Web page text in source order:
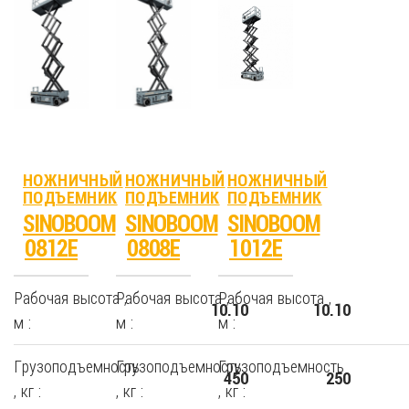
НОЖНИЧНЫЙ
ПОДЪЕМНИК
SINOBOOM
0812E
Рабочая высота ,
м :
10.10
Грузоподъемность
, кг :
450
НОЖНИЧНЫЙ
ПОДЪЕМНИК
SINOBOOM
0808E
Рабочая высота ,
м :
10.10
Грузоподъемность
, кг :
250
НОЖНИЧНЫЙ
ПОДЪЕМНИК
SINOBOOM
1012E
Рабочая высота ,
м :
Грузоподъемность
, кг :